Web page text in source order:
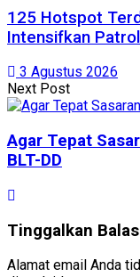
125 Hotspot
Intensifkan
3 Agustus 2026
Next Post
Agar Tepat
BLT-DD
Tinggalkan
Alamat email Anda